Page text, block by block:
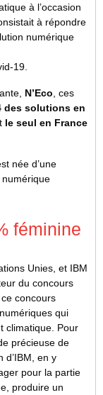
à l’occasion
à répondre
numérique
19.
N’Eco , ces
des solutions en
le seul en France
née d’une
numérique
féminine
Unies, et IBM
du concours
concours
qui
climatique. Pour
précieuse de
d’IBM, en y
pour la partie
produire un